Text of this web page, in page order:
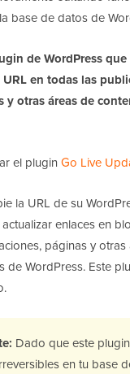
base de datos de
de WordPress
en todas las
y otras áreas de
el plugin Go Live
la URL de su
enlaces en
páginas y otras
de WordPress. Este
Dado que este
en tu base